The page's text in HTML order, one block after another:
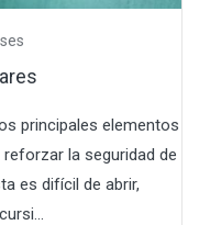
principales elementos
la seguridad de
es difícil de abrir,